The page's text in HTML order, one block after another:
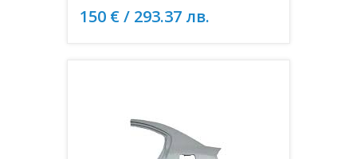
150 € / 293.37 лв.